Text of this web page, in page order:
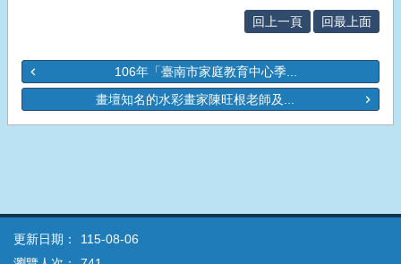
回上一頁 回最上面
106年「臺南市家庭教育中心季...
畫壇知名的水彩畫家陳旺根老師及...
更新日期：
115-08-06